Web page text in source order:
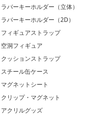
ラバーキーホルダー（立体）
ラバーキーホルダー（2D）
フィギュアストラップ
空洞フィギュア
クッションストラップ
スチール缶ケース
マグネットシート
クリップ・マグネット
アクリルグッズ